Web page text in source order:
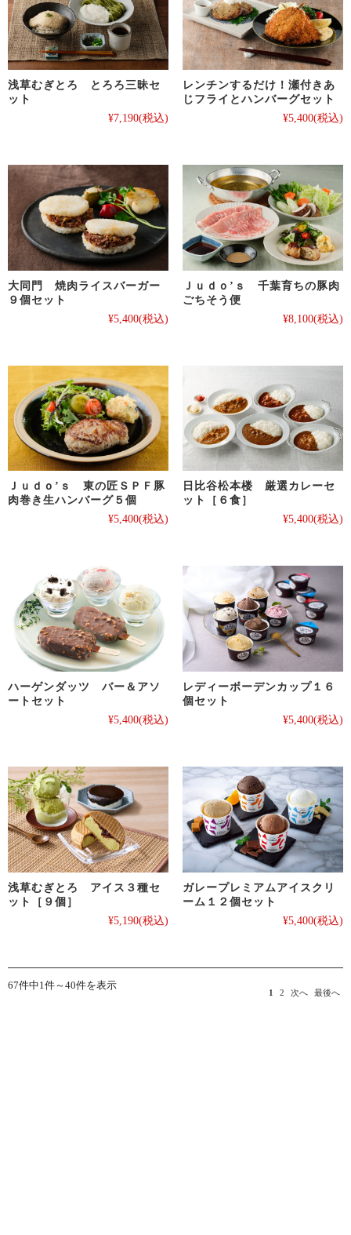
浅草むぎとろ とろろ三昧セ
ット
¥7,190(税込)
レンチンするだけ！瀬付きあ
じフライとハンバーグセット
¥5,400(税込)
大同門 焼肉ライスバーガー
９個セット
¥5,400(税込)
Ｊｕｄｏ’ｓ 千葉育ちの豚肉
ごちそう便
¥8,100(税込)
Ｊｕｄｏ’ｓ 東の匠ＳＰＦ豚
肉巻き生ハンバーグ５個
¥5,400(税込)
日比谷松本楼 厳選カレーセ
ット［６食］
¥5,400(税込)
ハーゲンダッツ バー＆アソ
ートセット
¥5,400(税込)
レディーボーデンカップ１６
個セット
¥5,400(税込)
浅草むぎとろ アイス３種セ
ット［９個］
¥5,190(税込)
ガレープレミアムアイスクリ
ーム１２個セット
¥5,400(税込)
67件中1件～40件を表示
1 2 次へ 最後へ